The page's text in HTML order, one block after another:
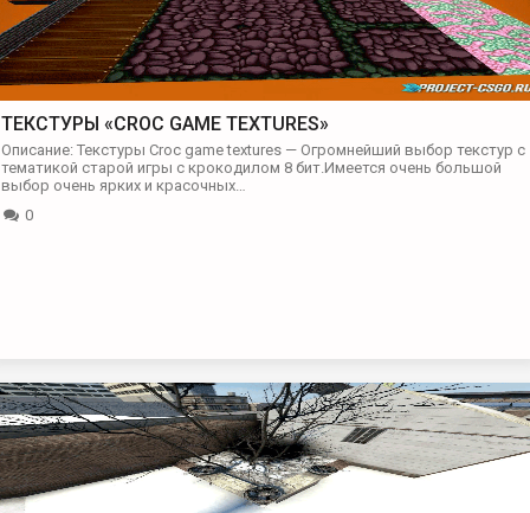
ТЕКСТУРЫ «CROC GAME TEXTURES»
Описание: Текстуры Croc game textures — Огромнейший выбор текстур с
тематикой старой игры с крокодилом 8 бит.Имеется очень большой
выбор очень ярких и красочных…
0